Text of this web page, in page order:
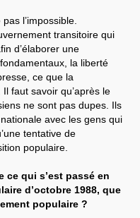
l’impossible.
transitoire qui
d’élaborer une
la liberté
ce que la
faut savoir qu’après le
ne sont pas dupes. Ils
avec les gens qui
tentative de
populaire.
ce qui s’est passé en
d’octobre 1988, que
populaire ?